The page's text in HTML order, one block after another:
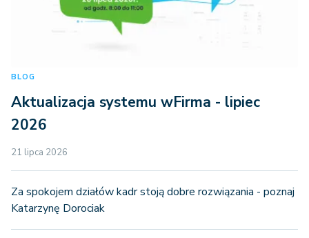
BLOG
Aktualizacja systemu wFirma - lipiec
2026
21 lipca 2026
Za spokojem działów kadr stoją dobre rozwiązania - poznaj
Katarzynę Dorociak